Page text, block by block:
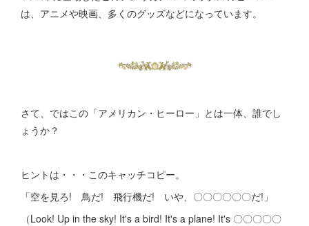
は、アニメや映画、多くのグッズなどになっています。
さて、ではこの「アメリカン・ヒーロー」とは一体、誰でし
ょうか？
ヒントは・・・このキャッチコピー。
「空を見ろ! 鳥だ! 飛行機だ! いや、〇〇〇〇〇〇だ!」
（Look! Up in the sky! It's a bird! It's a plane! It's 〇〇〇〇〇